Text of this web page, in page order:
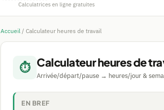
Calculatrices en ligne gratuites
Accueil / Calculateur heures de travail
⏱️ Calculateur heures de
Arrivée/départ/pause → heures/jour &
EN BREF